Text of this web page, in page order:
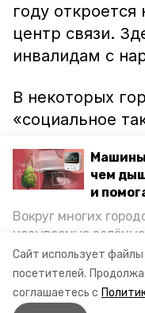
Сайт использует
посетителей.
соглашаетесь с
Машины
чем
и
Вокруг многих
называемые
снижающие
газов на
постоянно
каким воздухом
году
центр связи.
инвалидам с
В некоторых
«социальное
перевозки, в
колясочников.
Напомним,
успешно
«Открытый